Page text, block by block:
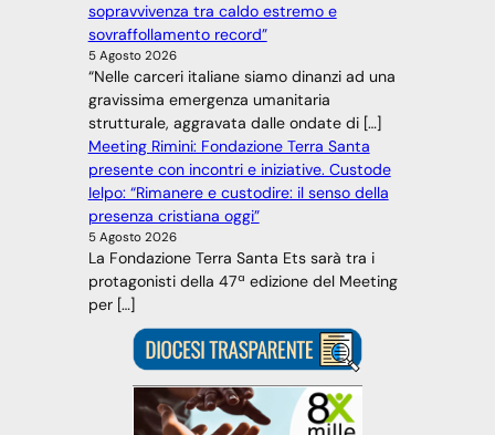
sopravvivenza tra caldo estremo e
sovraffollamento record”
5 Agosto 2026
“Nelle carceri italiane siamo dinanzi ad una
gravissima emergenza umanitaria
strutturale, aggravata dalle ondate di […]
Meeting Rimini: Fondazione Terra Santa
presente con incontri e iniziative. Custode
Ielpo: “Rimanere e custodire: il senso della
presenza cristiana oggi”
5 Agosto 2026
La Fondazione Terra Santa Ets sarà tra i
protagonisti della 47ª edizione del Meeting
per […]